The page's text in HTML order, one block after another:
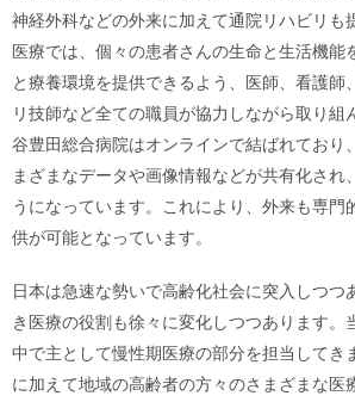
神経外科などの外来に加えて通院リハビリも
医療では、個々の患者さんの生命と生活機能
と療養環境を提供できるよう、医師、看護師
リ技師など全ての職員が協力しながら取り組
谷豊田総合病院はオンラインで結ばれており
まざまなデータや画像情報などが共有化され
うになっています。これにより、外来も専門
供が可能となっています。
日本は急速な勢いで高齢化社会に突入しつつ
き医療の役割も徐々に変化しつつあります。
中で主として慢性期医療の部分を担当してき
に加えて地域の高齢者の方々のさまざまな医